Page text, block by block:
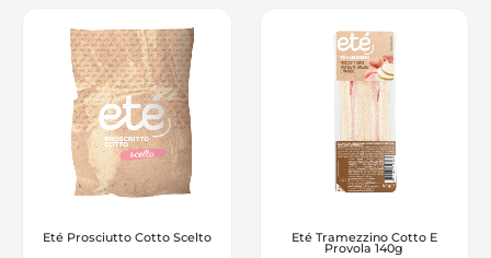
Eté Prosciutto Cotto Scelto Eté Tramezzino Cotto E
Provola 140g